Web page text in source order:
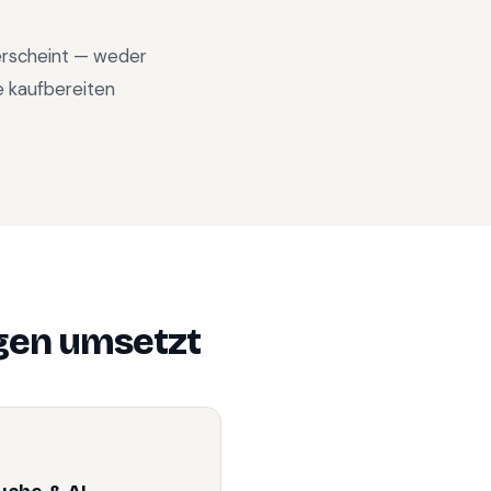
— weder
kaufbereiten
umsetzt